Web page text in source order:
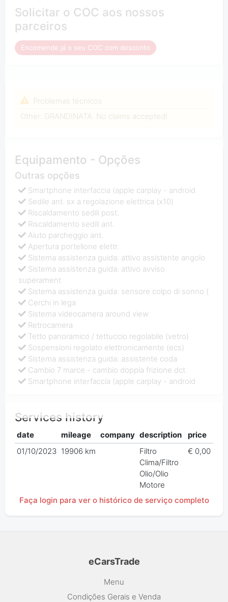
Solicitar o COC aos nossos
parceiros
Encomende já o seu COC com desconto
Problemas técnicos
Other: GRANDINATA. No claims accepted!
Equipamento - Opções
Outras opções
Smartphone interfaccia (apple carplay - android
Sedile ant. sx a regolazione elettrica (x10)
Riscaldamento sedili post.
Riscaldamento sedili ant.
Aiuto parcheggio ant.
Apertura portellone elettr.
Sistema assistenza guida: attivo assistente angolo
Sistema assistenza guida: attivo avviso
superament
Sistema assistenza guida: sensore colpo di sonno (
Cerchi in lega
Sistema videocamera around view
Retrocamera
Tetto panoramico / tettuccio regolabile (vetro)
Sospensioni regolato elettronicamente (ecs)
Sistema assistenza guida: assistente coda
Cambio 7 marce - cambio doppia frizione dct
Smartphone interfaccia (apple carplay - android
Services history
date mileage company description
price
01/10/2023 19906 km
Filtro
Clima/Filtro
Olio/Olio
Motore
€ 0,00
Faça login para ver o histórico de serviço completo
eCarsTrade
Menu
Condições Gerais e Venda